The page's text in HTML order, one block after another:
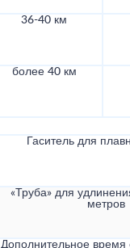
36-40 км
более 40 км
Гаситель для
«Труба» для
метров
Дополнительное